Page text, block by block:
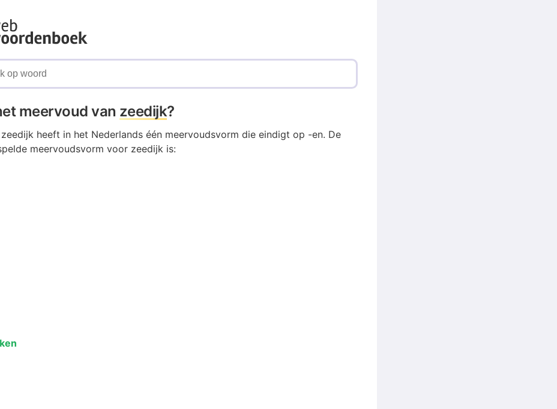
meervoud van zeedijk?
heeft in het Nederlands één meervoudsvorm die eindigt op -en. De
meervoudsvorm voor zeedijk is: